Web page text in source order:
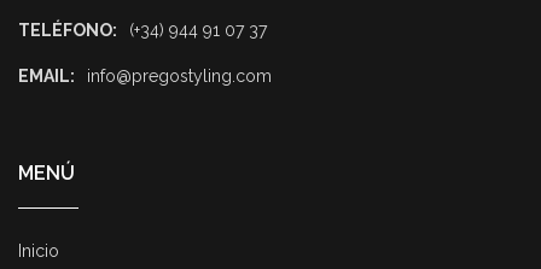
TELÉFONO: (+34) 944 91 07 37
EMAIL: info@pregostyling.com
MENÚ
Inicio